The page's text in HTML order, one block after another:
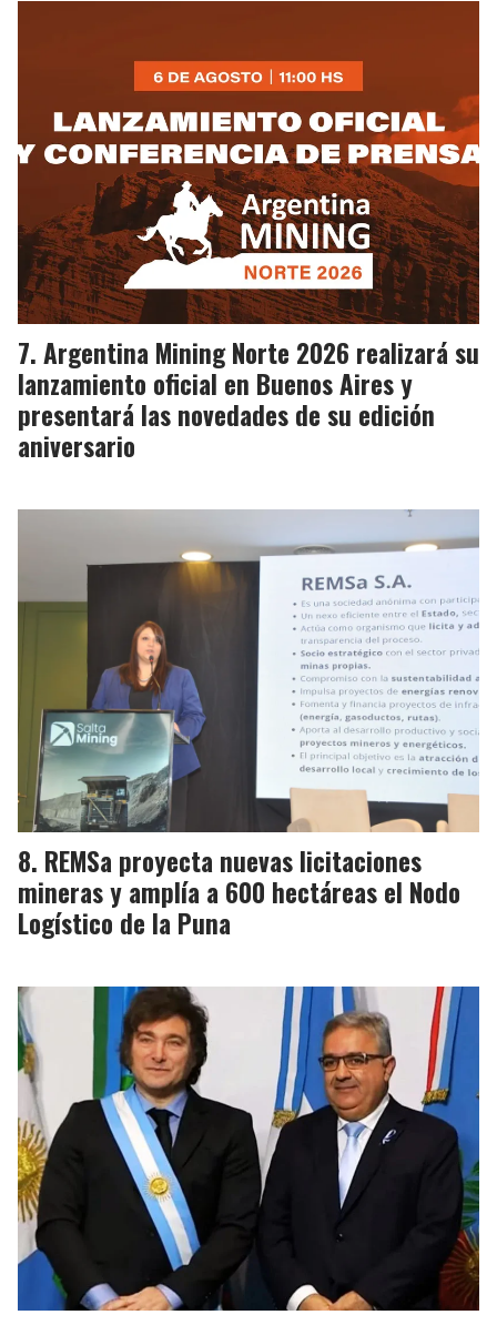
Argentina Mining Norte 2026 realizará su
lanzamiento oficial en Buenos Aires y
presentará las novedades de su edición
aniversario
REMSa proyecta nuevas licitaciones
mineras y amplía a 600 hectáreas el Nodo
Logístico de la Puna